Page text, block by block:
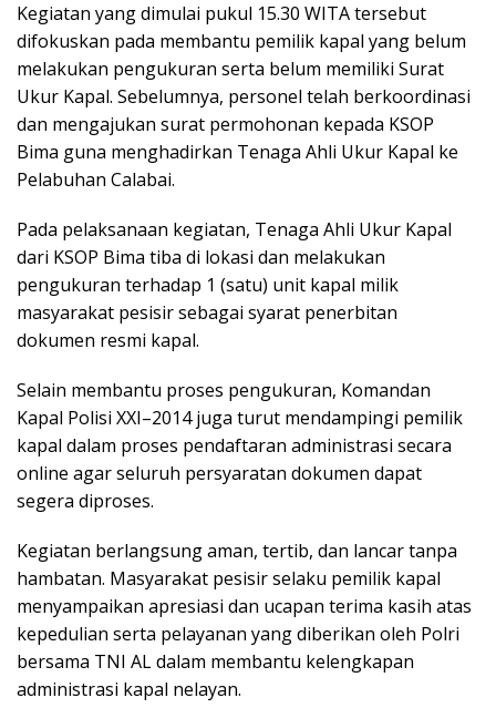
Kegiatan yang dimulai pukul 15.30 WITA tersebut
difokuskan pada membantu pemilik kapal yang belum
melakukan pengukuran serta belum memiliki Surat
Ukur Kapal. Sebelumnya, personel telah berkoordinasi
dan mengajukan surat permohonan kepada KSOP
Bima guna menghadirkan Tenaga Ahli Ukur Kapal ke
Pelabuhan Calabai.
Pada pelaksanaan kegiatan, Tenaga Ahli Ukur Kapal
dari KSOP Bima tiba di lokasi dan melakukan
pengukuran terhadap 1 (satu) unit kapal milik
masyarakat pesisir sebagai syarat penerbitan
dokumen resmi kapal.
Selain membantu proses pengukuran, Komandan
Kapal Polisi XXI–2014 juga turut mendampingi pemilik
kapal dalam proses pendaftaran administrasi secara
online agar seluruh persyaratan dokumen dapat
segera diproses.
Kegiatan berlangsung aman, tertib, dan lancar tanpa
hambatan. Masyarakat pesisir selaku pemilik kapal
menyampaikan apresiasi dan ucapan terima kasih atas
kepedulian serta pelayanan yang diberikan oleh Polri
bersama TNI AL dalam membantu kelengkapan
administrasi kapal nelayan.